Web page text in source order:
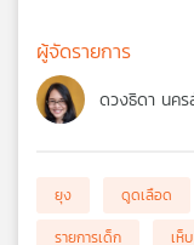
ผู้จัดรายการ
ดวงธิดา นค
ยุง ดูดเลือด
รายการเด็ก
เห็บ